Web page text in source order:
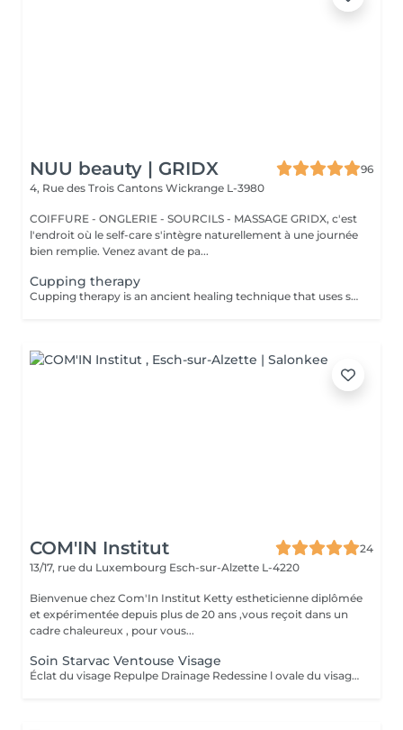
NUU beauty | GRIDX
96
4, Rue des Trois Cantons Wickrange L-3980
COIFFURE - ONGLERIE - SOURCILS - MASSAGE GRIDX, c'est
l'endroit où le self-care s'intègre naturellement à une journée
bien remplie. Venez avant de pa...
Cupping therapy
Cupping therapy is an ancient healing technique that uses special cups to create gentle suction on the skin. This suction promotes blood flow, relieves muscle tension, reduces inflammation, and supports deep relaxation. The treatment can help release toxins, improve circulation, and ease chronic pain or stiffness. *Please note that cupping therapy could just be added to a massage service with includes back massage.
COM'IN Institut
24
13/17, rue du Luxembourg Esch-sur-Alzette L-4220
Bienvenue chez Com'In Institut Ketty estheticienne diplômée
et expérimentée depuis plus de 20 ans ,vous reçoit dans un
cadre chaleureux , pour vous...
Soin Starvac Ventouse Visage
Éclat du visage Repulpe Drainage Redessine l ovale du visage Nettoyage du visage ,traitement ventouse et application d'une crème